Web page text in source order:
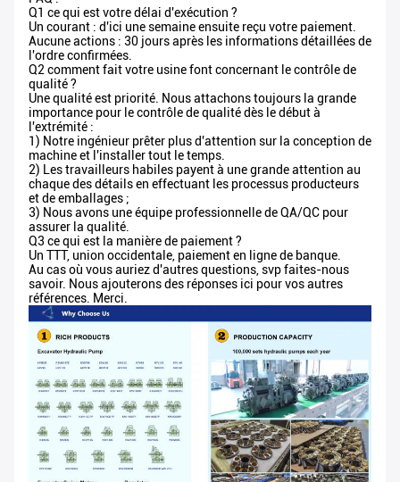
Q1 ce qui est votre délai d'exécution ?
Un courant : d'ici une semaine ensuite reçu votre paiement.
Aucune actions : 30 jours après les informations détaillées de
l'ordre confirmées.
Q2 comment fait votre usine font concernant le contrôle de
qualité ?
Une qualité est priorité. Nous attachons toujours la grande
importance pour le contrôle de qualité dès le début à
l'extrémité :
1) Notre ingénieur prêter plus d'attention sur la conception de
machine et l'installer tout le temps.
2) Les travailleurs habiles payent à une grande attention au
chaque des détails en effectuant les processus producteurs
et de emballages ;
3) Nous avons une équipe professionnelle de QA/QC pour
assurer la qualité.
Q3 ce qui est la manière de paiement ?
Un TTT, union occidentale, paiement en ligne de banque.
Au cas où vous auriez d'autres questions, svp faites-nous
savoir. Nous ajouterons des réponses ici pour vos autres
références. Merci.